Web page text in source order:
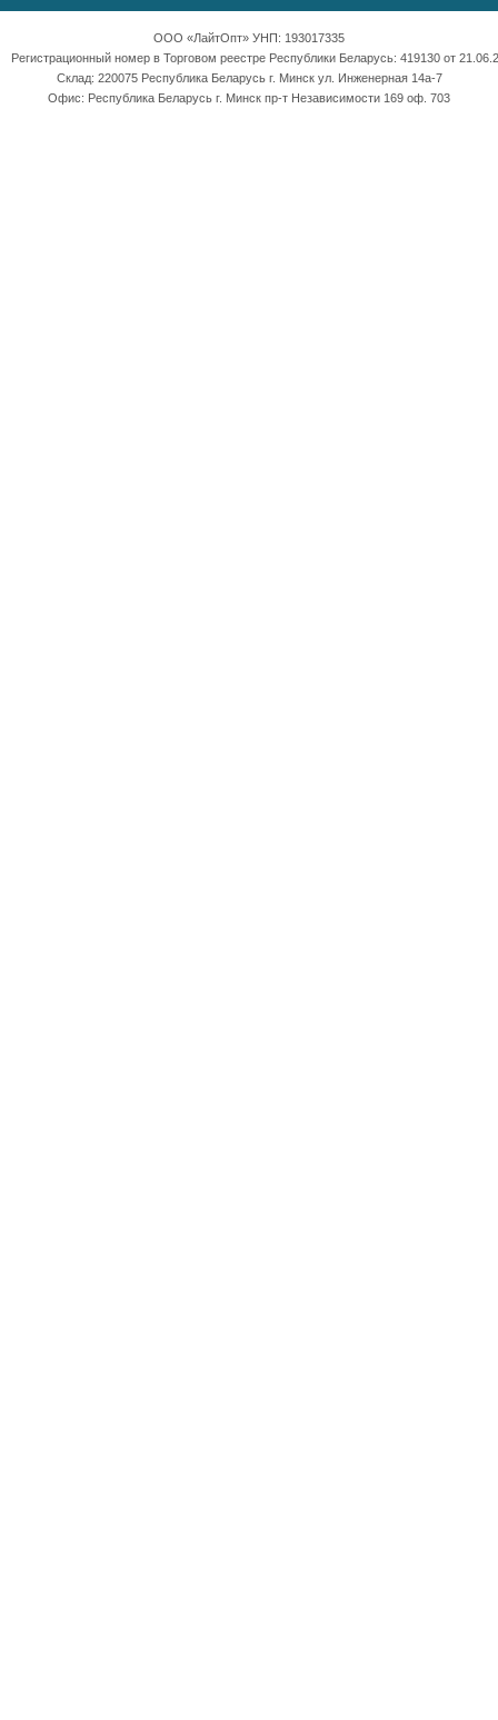
ООО «ЛайтОпт» УНП: 193017335
Регистрационный номер в Торговом реестре Республики Беларусь: 419130 от
Склад: 220075 Республика Беларусь г. Минск ул. Инженерная 14а-7
Офис: Республика Беларусь г. Минск пр-т Независимости 169 оф. 703